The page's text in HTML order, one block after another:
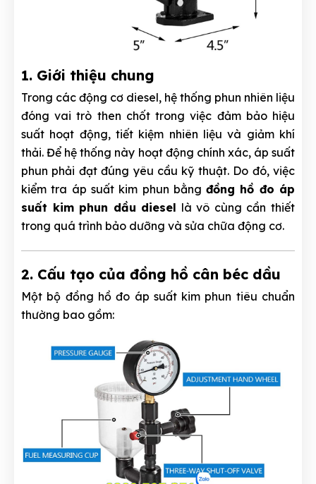
1. Giới thiệu chung
Trong các động cơ diesel, hệ thống phun nhiên liệu
đóng vai trò then chốt trong việc đảm bảo hiệu
suất hoạt động, tiết kiệm nhiên liệu và giảm khí
thải. Để hệ thống này hoạt động chính xác, áp suất
phun phải đạt đúng yêu cầu kỹ thuật. Do đó, việc
kiểm tra áp suất kim phun bằngđồng hồ đo áp
suất kim phun dầu diesel là vô cùng cần thiết
trong quá trình bảo dưỡng và sửa chữa động cơ.
2. Cấu tạo của đồng hồ cân béc dầu
Một bộ đồng hồ đo áp suất kim phun tiêu chuẩn
thường bao gồm: